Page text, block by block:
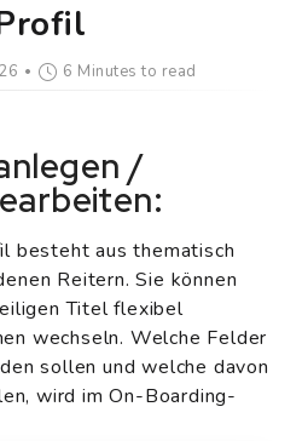
6 Minutes to read
/
besteht aus thematisch
Reitern. Sie können
Titel flexibel
wechseln. Welche Felder
sollen und welche davon
wird im On-Boarding-